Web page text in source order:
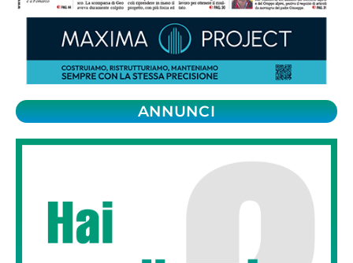
ANNUNCI